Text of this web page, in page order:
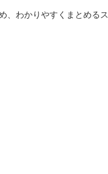
、わかりやすくまとめるス